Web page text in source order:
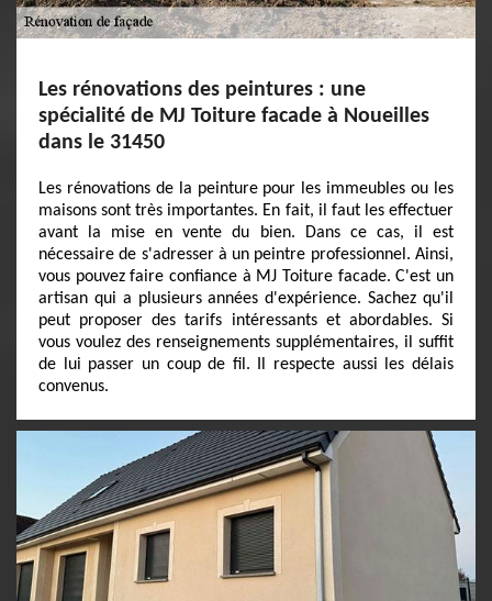
Les rénovations des peintures : une
spécialité de MJ Toiture facade à Noueilles
dans le 31450
Les rénovations de la peinture pour les immeubles ou les
maisons sont très importantes. En fait, il faut les effectuer
avant la mise en vente du bien. Dans ce cas, il est
nécessaire de s'adresser à un peintre professionnel. Ainsi,
vous pouvez faire confiance à MJ Toiture facade. C'est un
artisan qui a plusieurs années d'expérience. Sachez qu'il
peut proposer des tarifs intéressants et abordables. Si
vous voulez des renseignements supplémentaires, il suffit
de lui passer un coup de fil. Il respecte aussi les délais
convenus.